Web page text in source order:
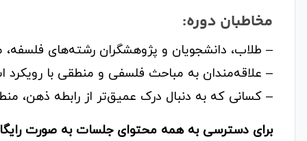
مخاطبان دوره:
– طلاب، دانشجویان و پژوهشگران رشته‌های فلسفه،
– علاقه‌مندان به مباحث فلسفی و منطقی با رویکرد
– کسانی که به دنبال درک عمیق‌تر از رابطه ذهن،
برای دسترسی به همه محتوای جلسات به صورت